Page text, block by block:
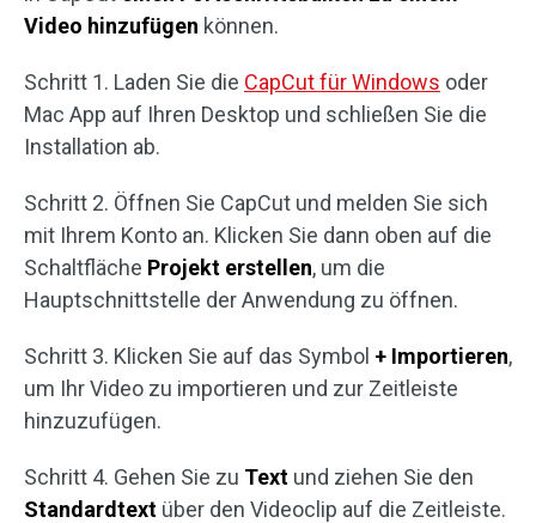
Video hinzufügen können.
Schritt 1. Laden Sie die CapCut für Windows oder
Mac App auf Ihren Desktop und schließen Sie die
Installation ab.
Schritt 2. Öffnen Sie CapCut und melden Sie sich
mit Ihrem Konto an. Klicken Sie dann oben auf die
Schaltfläche Projekt erstellen, um die
Hauptschnittstelle der Anwendung zu öffnen.
Schritt 3. Klicken Sie auf das Symbol + Importieren,
um Ihr Video zu importieren und zur Zeitleiste
hinzuzufügen.
Schritt 4. Gehen Sie zu Text und ziehen Sie den
Standardtext über den Videoclip auf die Zeitleiste.